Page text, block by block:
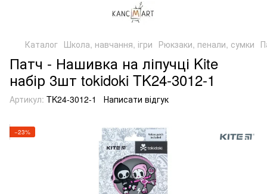
Каталог Школа, навчання, ігри Рюкзаки, пенали, сумки
Патч - Нашивка на ліпучці Kite
набір 3шт tokidoki TK24-3012-1
Артикул: TK24-3012-1 Написати відгук
−23%